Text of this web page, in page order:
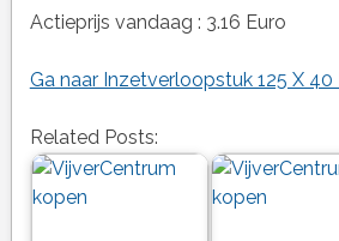
Actieprijs vandaag : 3.16 Euro
Ga naar Inzetverloopstuk 125 X 40
Related Posts: